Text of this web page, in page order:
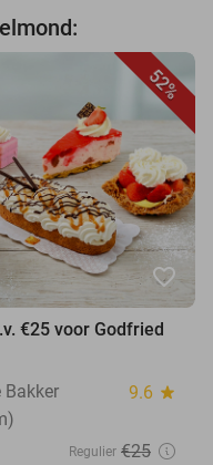
52%
favorite_border
€25 voor Godfried
Bakker
9.6 star
Regulier €25